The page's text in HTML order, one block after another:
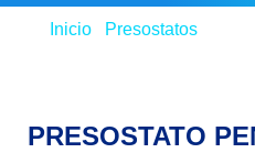
Inicio Presostatos
PRESOSTATO